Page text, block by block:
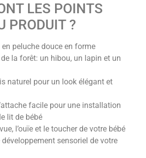
LES POINTS
PRODUIT ?
peluche douce en forme
la forêt: un hibou, un lapin et un
naturel pour un look élégant et
facile pour une installation
lit de bébé
l’ouïe et le toucher de votre bébé
développement sensoriel de votre